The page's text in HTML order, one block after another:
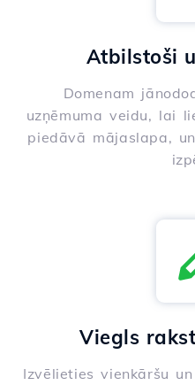
Atbilstoši
Domenam
uzņēmuma veidu, lai
piedāvā mājaslapa,
Viegls
Izvēlieties vienkāršu